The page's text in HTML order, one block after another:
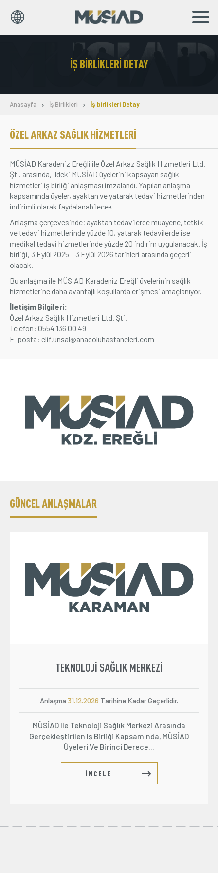
TR
EN
Sosyal Sorumluluk
Bilgi Merkezi
İş Birlikleri
Üyelik
İletişim Hakkımızda Galeri
İŞ BIRLIKLERI DETAY
Anasayfa İş Birlikleri İş birlikleri Detay
ÖZEL ARKAZ SAĞLIK HIZMETLERI
MÜSİAD Karadeniz Ereğli ile Özel Arkaz Sağlık Hizmetleri Ltd.
Şti. arasında, ildeki MÜSİAD üyelerini kapsayan sağlık
hizmetleri iş birliği anlaşması imzalandı. Yapılan anlaşma
kapsamında üyeler, ayaktan ve yatarak tedavi hizmetlerinden
indirimli olarak faydalanabilecek.
Anlaşma çerçevesinde; ayaktan tedavilerde muayene, tetkik
ve tedavi hizmetlerinde yüzde 10, yatarak tedavilerde ise
medikal tedavi hizmetlerinde yüzde 20 indirim uygulanacak. İş
birliği, 3 Eylül 2025 – 3 Eylül 2026 tarihleri arasında geçerli
olacak.
Bu anlaşma ile MÜSİAD Karadeniz Ereğli üyelerinin sağlık
hizmetlerine daha avantajlı koşullarda erişmesi amaçlanıyor.
İletişim Bilgileri:
Özel Arkaz Sağlık Hizmetleri Ltd. Şti.
Telefon: 0554 136 00 49
E-posta: elif.unsal@anadoluhastaneleri.com
GÜNCEL ANLAŞMALAR
TEKNOLOJI SAĞLIK MERKEZI
Anlaşma 31.12.2026 Tarihine Kadar Geçerlidir.
MÜSİAD Ile Teknoloji Sağlık Merkezi Arasında
Gerçekleştirilen Iş Birliği Kapsamında, MÜSİAD
Üyeleri Ve Birinci Derece...
İNCELE